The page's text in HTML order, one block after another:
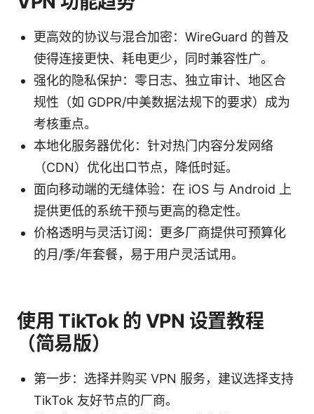
更高效的协议与混合加密：WireGuard 的普及
使得连接更快、耗电更少，同时兼容性广。
强化的隐私保护：零日志、独立审计、地区合
规性（如 GDPR/中美数据法规下的要求）成为
考核重点。
本地化服务器优化：针对热门内容分发网络
（CDN）优化出口节点，降低时延。
面向移动端的无缝体验：在 iOS 与 Android 上
提供更低的系统干预与更高的稳定性。
价格透明与灵活订阅：更多厂商提供可预算化
的月/季/年套餐，易于用户灵活试用。
使用 TikTok 的 VPN 设置教程
（简易版）
第一步：选择并购买 VPN 服务，建议选择支持
TikTok 友好节点的厂商。